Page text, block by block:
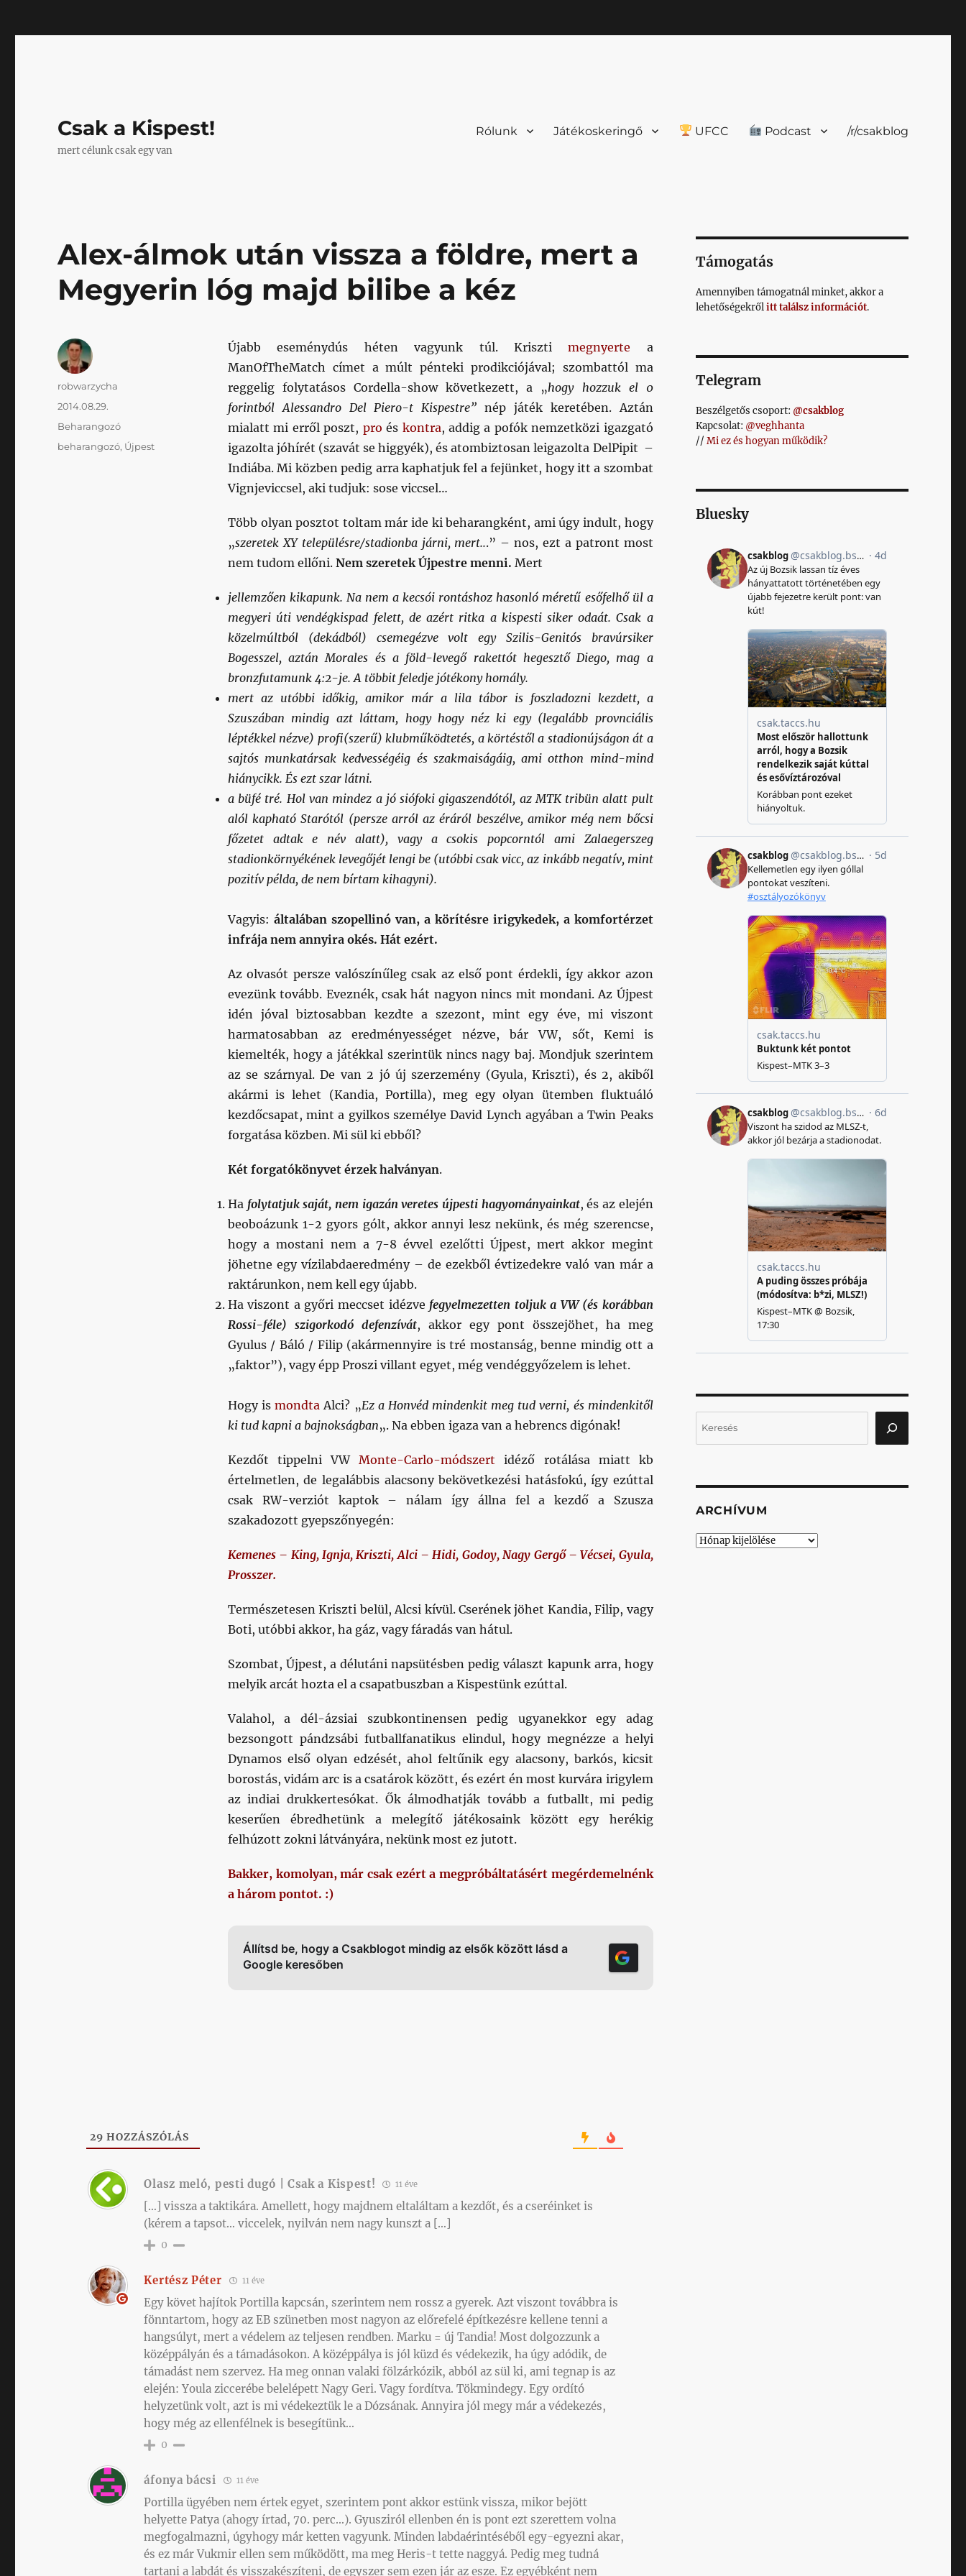
Csak a Kispest!
mert célunk csak egy van
Rólunk Játékoskeringő UFCC Podcast /r/csakblog
Alex-álmok után vissza a földre, mert a
Megyerin lóg majd bilibe a kéz
Újabb eseménydús héten vagyunk túl. Krisztimegnyerte a
ManOfTheMatch címet a múlt pénteki prodikciójával; szombattól ma
reggelig folytatásos Cordella-show következett, a „hogy hozzuk el 0
forintból Alessandro Del Piero-t Kispestre” nép játék keretében. Aztán
mialatt mi erről poszt, pro és kontra, addig a pofók nemzetközi igazgató
igazolta jóhírét (szavát se higgyék), és atombiztosan leigazolta DelPipit –
Indiába. Mi közben pedig arra kaphatjuk fel a fejünket, hogy itt a szombat
Vignjeviccsel, aki tudjuk: sose viccsel…
Több olyan posztot toltam már ide ki beharangként, ami úgy indult, hogy
„szeretek XY településre/stadionba járni, mert...” – nos, ezt a patront most
nem tudom ellőni. Nem szeretek Újpestre menni. Mert
jellemzően kikapunk. Na nem a kecsói rontáshoz hasonló méretű esőfelhő ül a
megyeri úti vendégkispad felett, de azért ritka a kispesti siker odaát. Csak a
közelmúltból (dekádból) csemegézve volt egy Szilis-Genitós bravúrsiker
Bogesszel, aztán Morales és a föld-levegő rakettót hegesztő Diego, mag a
bronzfutamunk 4:2-je. A többit feledje jótékony homály.
mert az utóbbi időkig, amikor már a lila tábor is foszladozni kezdett, a
Szuszában mindig azt láttam, hogy hogy néz ki egy (legalább provnciális
léptékkel nézve) profi(szerű) klubműködtetés, a körtéstől a stadionújságon át a
sajtós munkatársak kedvességéig és szakmaiságáig, ami otthon mind-mind
hiánycikk. És ezt szar látni.
a büfé tré. Hol van mindez a jó siófoki gigaszendótól, az MTK tribün alatt pult
alól kapható Starótól (persze arról az éráról beszélve, amikor még nem bőcsi
főzetet adtak e név alatt), vagy a csokis popcorntól ami Zalaegerszeg
stadionkörnyékének levegőjét lengi be (utóbbi csak vicc, az inkább negatív, mint
pozitív példa, de nem bírtam kihagyni).
Vagyis: általában szopellinó van, a körítésre irigykedek, a komfortérzet
infrája nem annyira okés. Hát ezért.
Az olvasót persze valószínűleg csak az első pont érdekli, így akkor azon
evezünk tovább. Eveznék, csak hát nagyon nincs mit mondani. Az Újpest
idén jóval biztosabban kezdte a szezont, mint egy éve, mi viszont
harmatosabban az eredményességet nézve, bár VW, sőt, Kemi is
kiemelték, hogy a játékkal szerintük nincs nagy baj. Mondjuk szerintem
az se szárnyal. De van 2 jó új szerzemény (Gyula, Kriszti), és 2, akiből
akármi is lehet (Kandia, Portilla), meg egy olyan ütemben fluktuáló
kezdőcsapat, mint a gyilkos személye David Lynch agyában a Twin Peaks
forgatása közben. Mi sül ki ebből?
Két forgatókönyvet érzek halványan.
Ha folytatjuk saját, nem igazán veretes újpesti hagyományainkat, és az elején
beoboázunk 1-2 gyors gólt, akkor annyi lesz nekünk, és még szerencse,
hogy a mostani nem a 7-8 évvel ezelőtti Újpest, mert akkor megint
jöhetne egy vízilabdaeredmény – de ezekből évtizedekre való van már a
raktárunkon, nem kell egy újabb.
Ha viszont a győri meccset idézve fegyelmezetten toljuk a VW (és korábban
Rossi-féle) szigorkodó defenzívát, akkor egy pont összejöhet, ha meg
Gyulus / Báló / Filip (akármennyire is tré mostanság, benne mindig ott a
„faktor”), vagy épp Proszi villant egyet, még vendéggyőzelem is lehet.
Hogy ismondta Alci? „Ez a Honvéd mindenkit meg tud verni, és mindenkitől
ki tud kapni a bajnokságban„. Na ebben igaza van a hebrencs digónak!
Kezdőt tippelni VWMonte-Carlo-módszertidéző rotálása miatt kb
értelmetlen, de legalábbis alacsony bekövetkezési hatásfokú, így ezúttal
csak RW-verziót kaptok – nálam így állna fel a kezdő a Szusza
szakadozott gyepszőnyegén:
Kemenes – King, Ignja, Kriszti, Alci – Hidi, Godoy, Nagy Gergő – Vécsei, Gyula,
Prosszer.
Természetesen Kriszti belül, Alcsi kívül. Cserének jöhet Kandia, Filip, vagy
Boti, utóbbi akkor, ha gáz, vagy fáradás van hátul.
Szombat, Újpest, a délutáni napsütésben pedig választ kapunk arra, hogy
melyik arcát hozta el a csapatbuszban a Kispestünk ezúttal.
Valahol, a dél-ázsiai szubkontinensen pedig ugyanekkor egy adag
bezsongott pándzsábi futballfanatikus elindul, hogy megnézze a helyi
Dynamos első olyan edzését, ahol feltűnik egy alacsony, barkós, kicsit
borostás, vidám arc is a csatárok között, és ezért én most kurvára irigylem
az indiai drukkertesókat. Ők álmodhatják tovább a futballt, mi pedig
keserűen ébredhetünk a melegítő játékosaink között egy herékig
felhúzott zokni látványára, nekünk most ez jutott.
Bakker, komolyan, már csak ezért a megpróbáltatásért megérdemelnénk
a három pontot. :)
Állítsd be, hogy a Csakblogot mindig az elsők között lásd a
Google keresőben
Szerző
robwarzycha
Közzétéve
2014.08.29.
Kategória
Beharangozó
Címke
beharangozó, Újpest
29 HOZZÁSZÓLÁS
Olasz meló, pesti dugó | Csak a Kispest! 11 éve
[…] vissza a taktikára. Amellett, hogy majdnem eltaláltam a kezdőt, és a cseréinket is
(kérem a tapsot… viccelek, nyilván nem nagy kunszt a […]
0
Kertész Péter 11 éve
Egy követ hajítok Portilla kapcsán, szerintem nem rossz a gyerek. Azt viszont továbbra is
fönntartom, hogy az EB szünetben most nagyon az előrefelé építkezésre kellene tenni a
hangsúlyt, mert a védelem az teljesen rendben. Marku = új Tandia! Most dolgozzunk a
középpályán és a támadásokon. A középpálya is jól küzd és védekezik, ha úgy adódik, de
támadást nem szervez. Ha meg onnan valaki fölzárkózik, abból az sül ki, ami tegnap is az
elején: Youla ziccerébe belelépett Nagy Geri. Vagy fordítva. Tökmindegy. Egy ordító
helyzetünk volt, azt is mi védekeztük le a Dózsának. Annyira jól megy már a védekezés,
hogy még az ellenfélnek is besegítünk…
0
áfonya bácsi 11 éve
Portilla ügyében nem értek egyet, szerintem pont akkor estünk vissza, mikor bejött
helyette Patya (ahogy írtad, 70. perc…). Gyusziról ellenben én is pont ezt szerettem volna
megfogalmazni, úgyhogy már ketten vagyunk. Minden labdaérintéséből egy-egyezni akar,
és ez már Vukmir ellen sem működött, ma meg Heris-t tette naggyá. Pedig meg tudná
tartani a labdát és visszakészíteni, de egyszer sem ezen jár az esze. Ez egyébként nem
Támogatás
Amennyiben támogatnál minket, akkor a
lehetőségekrőlitt találsz információt.
Telegram
Beszélgetős csoport: @csakblog
Kapcsolat: @veghhanta
// Mi ez és hogyan működik?
Bluesky
ARCHÍVUM
Archívum